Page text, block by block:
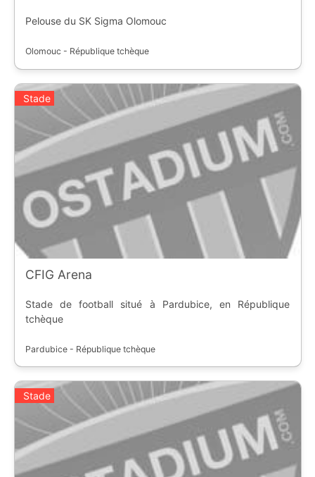
Pelouse du SK Sigma Olomouc
Olomouc - République tchèque
Stade
CFIG Arena
Stade de football situé à Pardubice, en République
tchèque
Pardubice - République tchèque
Stade